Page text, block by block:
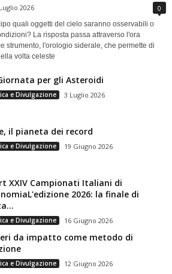
2026 0
quali oggetti del cielo saranno osservabili o
La risposta passa attraverso l'ora
strumento, l'orologio siderale, che permette di
volta celeste
per gli Asteroidi
e Divulgazione 3 Luglio 2026
il pianeta dei record
e Divulgazione 19 Giugno 2026
XXIV Campionati Italiani di
2026: la finale di
e Divulgazione 16 Giugno 2026
da impatto come metodo di
e Divulgazione 12 Giugno 2026